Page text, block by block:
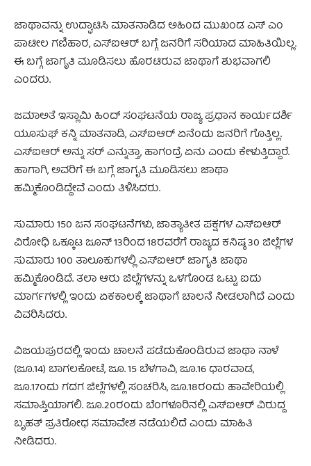
ಜಾಥಾವನ್ನು ಉದ್ಘಾಟಿಸಿ ಮಾತನಾಡಿದ ಅಹಿಂದ ಮುಖಂಡ ಎಸ್ ಎಂ
ಪಾಟೀಲ ಗಣಿಹಾರ, ಎಸ್‌ಐಆರ್‌ ಬಗ್ಗೆ ಜನರಿಗೆ ಸರಿಯಾದ ಮಾಹಿತಿಯಿಲ್ಲ.
ಈ ಬಗ್ಗೆ ಜಾಗೃತಿ ಮೂಡಿಸಲು ಹೊರಟಿರುವ ಜಾಥಾಗೆ ಶುಭವಾಗಲಿ
ಎಂದರು.
ಜಮಾಅತೆ ಇಸ್ಲಾಮಿ ಹಿಂದ್ ಸಂಘಟನೆಯ ರಾಜ್ಯ ಪ್ರಧಾನ ಕಾರ್ಯದರ್ಶಿ
ಯೂಸುಫ್ ಕನ್ನಿ ಮಾತನಾಡಿ, ಎಸ್‌ಐಆರ್ ಏನೆಂದು ಜನರಿಗೆ ಗೊತ್ತಿಲ್ಲ.
ಎಸ್‌ಐಆರ್ ಅನ್ನು ಸರ್ ಎನ್ನುತ್ತಾ, ಹಾಗಂದ್ರೆ ಏನು ಎಂದು ಕೇಳುತ್ತಿದ್ದಾರೆ.
ಹಾಗಾಗಿ, ಅವರಿಗೆ ಈ ಬಗ್ಗೆ ಜಾಗೃತಿ ಮೂಡಿಸಲು ಜಾಥಾ
ಹಮ್ಮಿಕೊಂಡಿದ್ದೇವೆ ಎಂದು ತಿಳಿಸಿದರು.
ಸುಮಾರು 150 ಜನ ಸಂಘಟನೆಗಳು, ಜಾತ್ಯಾತೀತ ಪಕ್ಷಗಳ ಎಸ್‌ಐಆರ್
ವಿರೋಧಿ ಒಕ್ಕೂಟ ಜೂನ್ 13ರಿಂದ 18ರವರೆಗೆ ರಾಜ್ಯದ ಕನಿಷ್ಠ 30 ಜಿಲ್ಲೆಗಳ
ಸುಮಾರು 100 ತಾಲೂಕುಗಳಲ್ಲಿ ಎಸ್‌ಐಆರ್ ಜಾಗೃತಿ ಜಾಥಾ
ಹಮ್ಮಿಕೊಂಡಿದೆ. ತಲಾ ಆರು ಜಿಲ್ಲೆಗಳನ್ನು ಒಳಗೊಂಡ ಒಟ್ಟು ಐದು
ಮಾರ್ಗಗಳಲ್ಲಿ ಇಂದು ಏಕಕಾಲಕ್ಕೆ ಜಾಥಾಗೆ ಚಾಲನೆ ನೀಡಲಾಗಿದೆ ಎಂದು
ವಿವರಿಸಿದರು.
ವಿಜಯಪುರದಲ್ಲಿ ಇಂದು ಚಾಲನೆ ಪಡೆದುಕೊಂಡಿರುವ ಜಾಥಾ ನಾಳೆ
(ಜೂ.14) ಬಾಗಲಕೋಟೆ, ಜೂ. 15 ಬೆಳಗಾವಿ, ಜೂ.16 ಧಾರವಾಡ,
ಜೂ.17ಂದು ಗದಗ ಜಿಲ್ಲೆಗಳಲ್ಲಿ ಸಂಚರಿಸಿ, ಜೂ.18ರಂದು ಹಾವೇರಿಯಲ್ಲಿ
ಸಮಾಪ್ತಿಯಾಗಲಿ. ಜೂ.20ರಂದು ಬೆಂಗಳೂರಿನಲ್ಲಿ ಎಸ್‌ಐಆರ್ ವಿರುದ್ದ
ಬೃಹತ್ ಪ್ರತಿರೋಧ ಸಮಾವೇಶ ನಡೆಯಲಿದೆ ಎಂದು ಮಾಹಿತಿ
ನೀಡಿದರು.